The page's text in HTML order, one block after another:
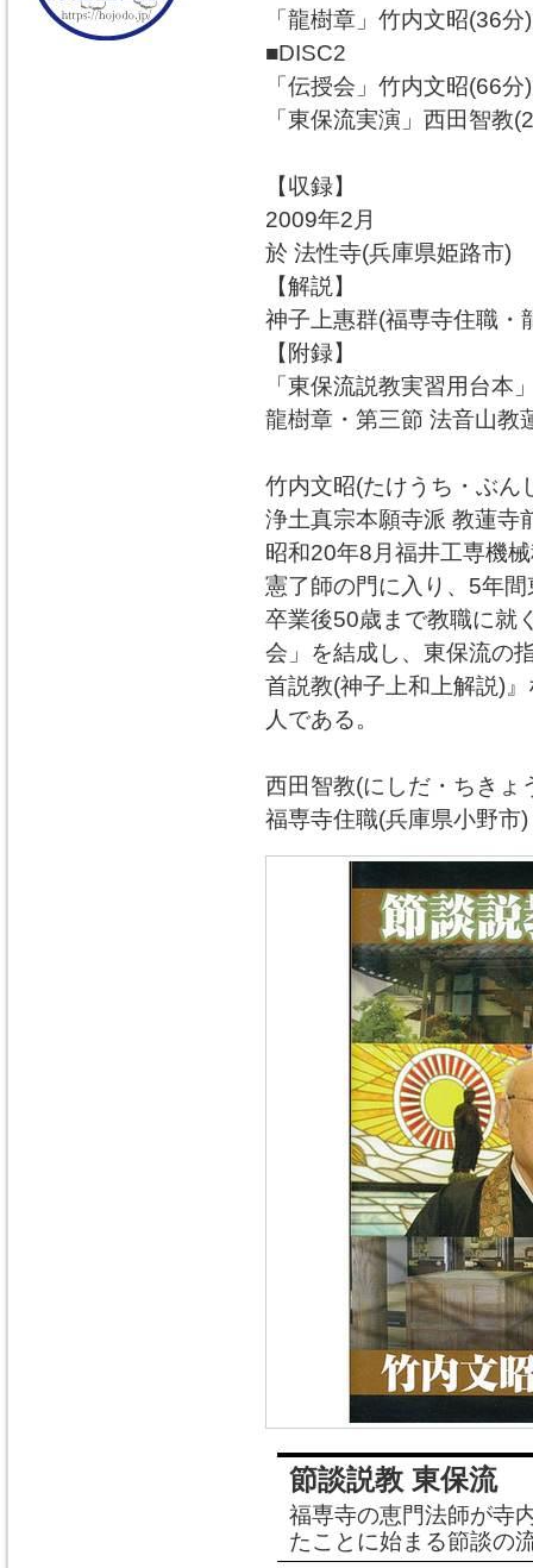
「龍樹章」竹内文昭(36分)
■DISC2
「伝授会」竹内文昭(66分)
「東保流実演」西田智教
【収録】
2009年2月
於 法性寺(兵庫県姫路市)
【解説】
神子上惠群(福専寺住職・
【附録】
「東保流説教実習用台本
龍樹章・第三節 法音山教
竹内文昭(たけうち・ぶん
浄土真宗本願寺派 教蓮寺
昭和20年8月福井工専機
憲了師の門に入り、5年
卒業後50歳まで教職に就
会」を結成し、東保流の
首説教(神子上和上解説)
人である。
西田智教(にしだ・ちきょ
福専寺住職(兵庫県小野市)
節談説教 東保流
福専寺の恵門法師が寺
たことに始まる節談の